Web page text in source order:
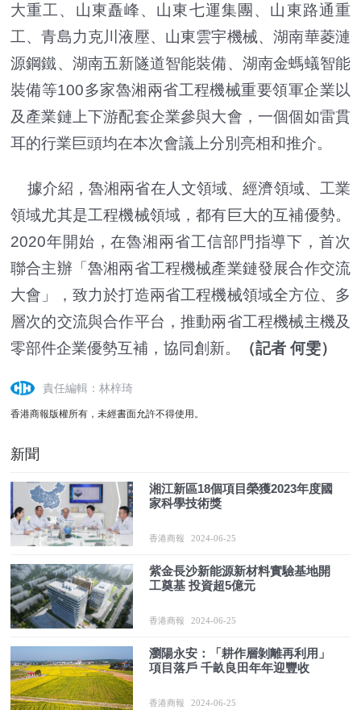
大重工、山東矗峰、山東七運集團、山東路通重
工、青島力克川液壓、山東雲宇機械、湖南華菱漣
源鋼鐵、湖南五新隧道智能裝備、湖南金螞蟻智能
裝備等100多家魯湘兩省工程機械重要領軍企業以
及產業鏈上下游配套企業參與大會，一個個如雷貫
耳的行業巨頭均在本次會議上分別亮相和推介。
據介紹，魯湘兩省在人文領域、經濟領域、工業
領域尤其是工程機械領域，都有巨大的互補優勢。
2020年開始，在魯湘兩省工信部門指導下，首次
聯合主辦「魯湘兩省工程機械產業鏈發展合作交流
大會」，致力於打造兩省工程機械領域全方位、多
層次的交流與合作平台，推動兩省工程機械主機及
零部件企業優勢互補，協同創新。
（記者 何雯）
責任編輯：林梓琦
香港商報版權所有，未經書面允許不得使用。
新聞
湘江新區18個項目榮獲2023年度國
家科學技術獎
香港商報 2024-06-25
紫金長沙新能源新材料實驗基地開
工奠基 投資超5億元
香港商報 2024-06-25
瀏陽永安：「耕作層剝離再利用」
項目落戶 千畝良田年年迎豐收
香港商報 2024-06-25